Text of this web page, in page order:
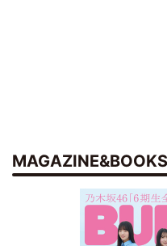
MAGAZINE&BOOKS